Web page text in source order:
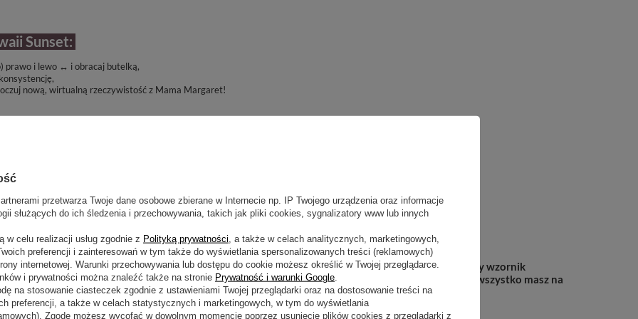
Sunset:
prawo i lewo ↔ i obracaj butelką,
nową, wirtualną rzeczywistość z Mama Margaret!
360° ⟲ przeciągnij, by obrócić
#mama2453 Hawaii Sunset, zanim go kupisz:
prawo i lewo
⟲ przeciągnij, by obrócić
Nails!
Wychodzimy na przeciw oczekiwaniom naszych wspaniałych Klientek i udostępniamy wirtualny wzornik
z oferty! Już nie musisz tracić czasu i energii na szukanie odpowiednich produktów - wszystko masz na
prawo i lewo↔i wybierz zakres kolorów jaki Cię interesuje,
przetwarza Twoje dane osobowe zbierane w Internecie np. IP Twojego urządzenia oraz informacje
służących do ich śledzenia i przechowywania, takich jak pliki cookies, sygnalizatory www lub innych
celu realizacji usług zgodnie z Polityką prywatności , a także w celach analitycznych, marketingowych,
preferencji i zainteresowań w tym także do wyświetlania spersonalizowanych treści (reklamowych)
internetowej. Warunki przechowywania lub dostępu do cookie możesz określić w Twojej przeglądarce.
i prywatności można znaleźć także na stronie Prywatność i warunki Google
na stosowanie ciasteczek zgodnie z ustawieniami Twojej przeglądarki oraz na dostosowanie treści na
preferencji, a także w celach statystycznych i marketingowych, w tym do wyświetlania
Zgodę możesz wycofać w dowolnym momencie poprzez usunięcie plików cookies z przeglądarki z